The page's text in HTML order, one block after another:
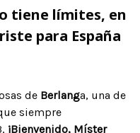
tiene límites, en
para España
de Berlanga, una de
siempre
¡Bienvenido, Míster